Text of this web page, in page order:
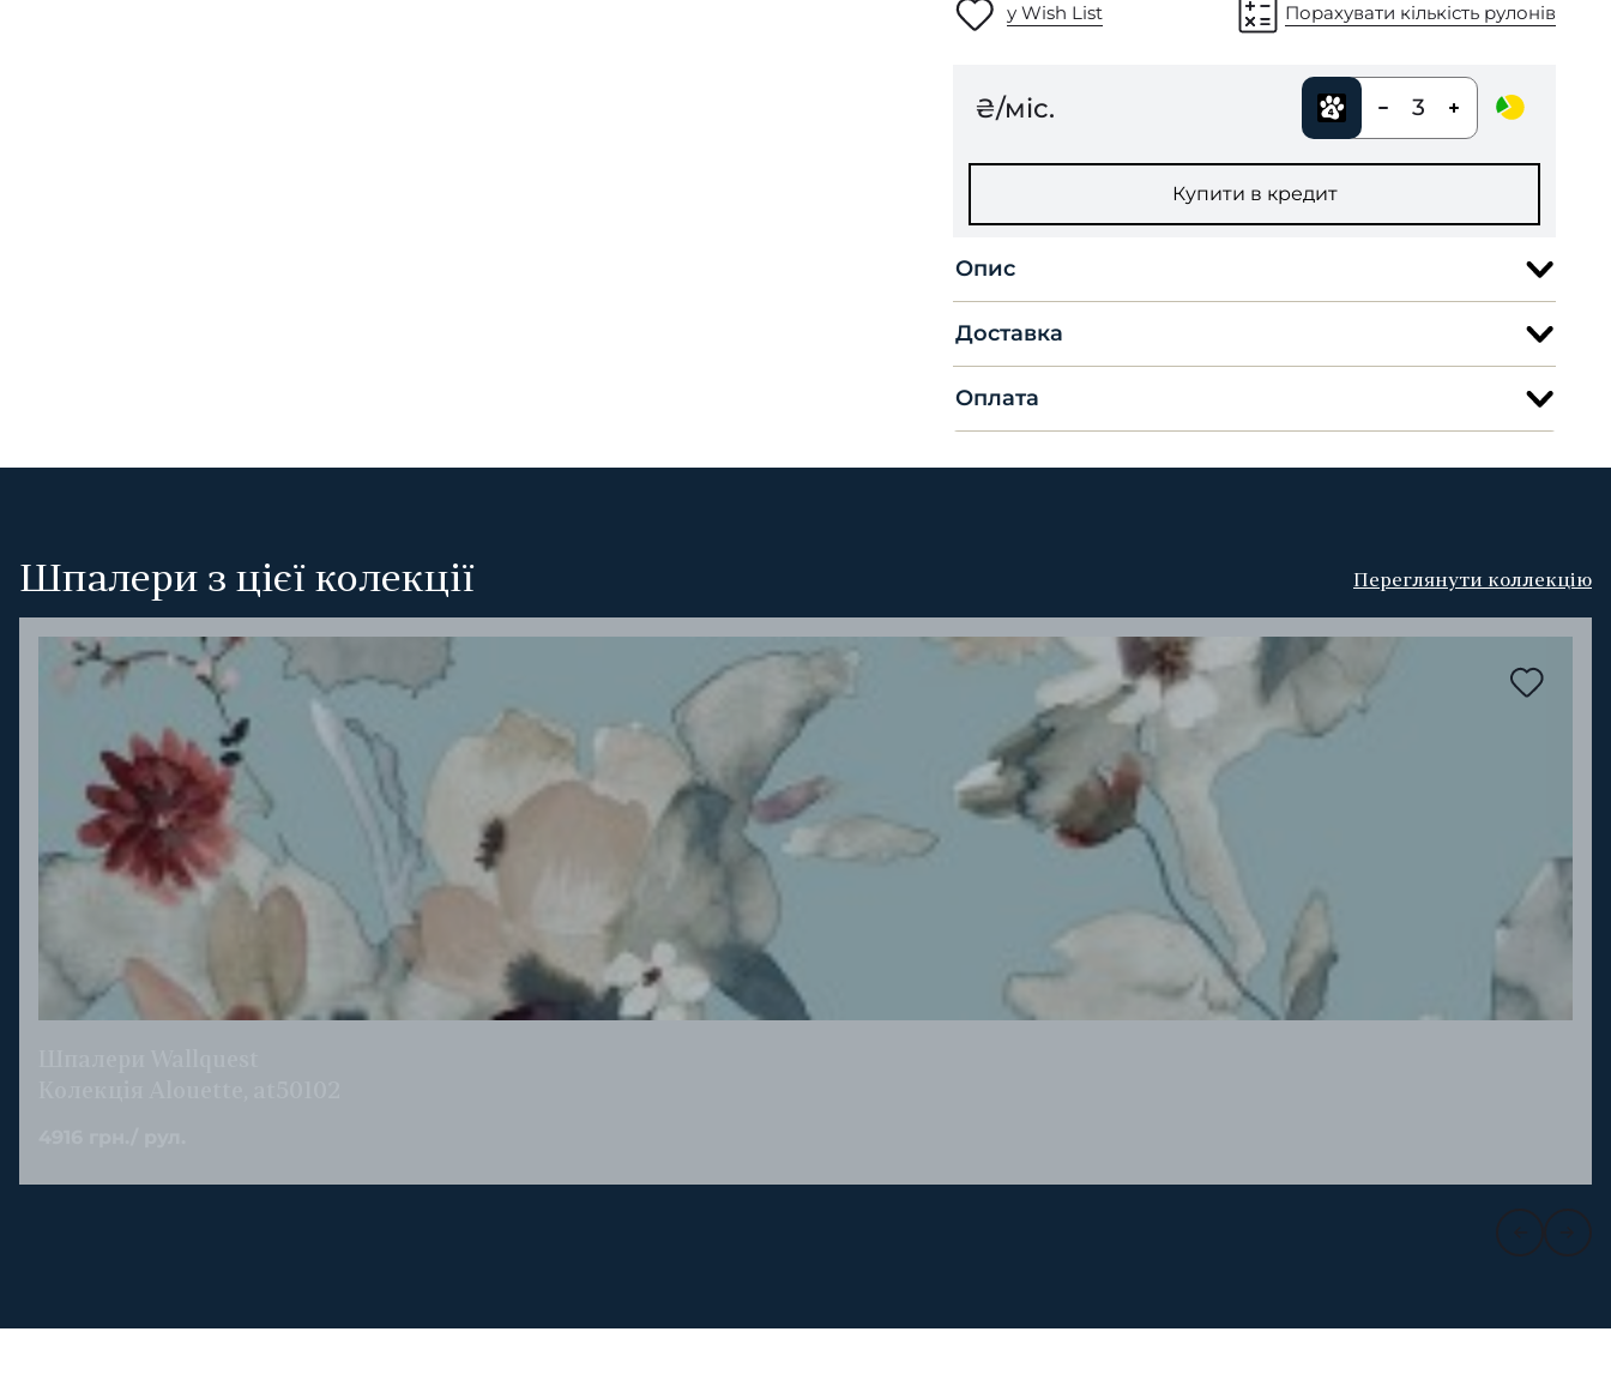
у Wish List Порахувати кількість рулонів
₴/міс. 3
Купити в кредит
Опис
Доставка
Оплата
Шпалери з цієї колекції Переглянути коллекцію